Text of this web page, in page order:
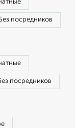
Без посредников
посредников